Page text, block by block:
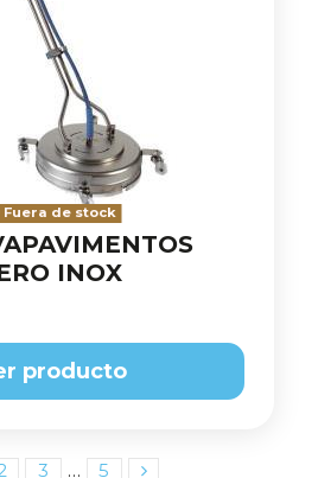
Fuera de stock
INOX
producto
3 … 5